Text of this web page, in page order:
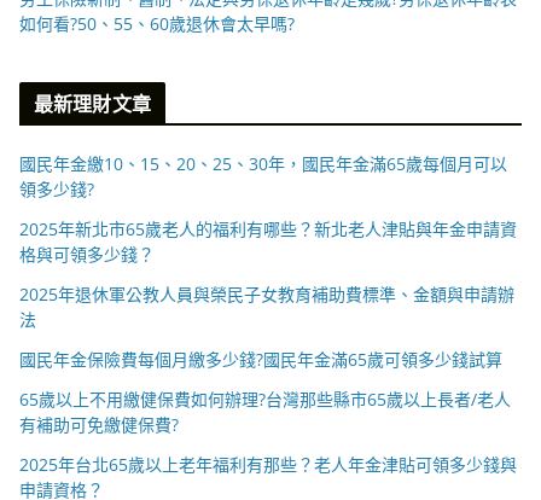
如何看?50、55、60歲退休會太早嗎?
最新理財文章
國民年金繳10、15、20、25、30年，國民年金滿65歲每個月可以
領多少錢?
2025年新北市65歲老人的福利有哪些？新北老人津貼與年金申請資
格與可領多少錢？
2025年退休軍公教人員與榮民子女教育補助費標準、金額與申請辦
法
國民年金保險費每個月繳多少錢?國民年金滿65歲可領多少錢試算
65歲以上不用繳健保費如何辦理?台灣那些縣市65歲以上長者/老人
有補助可免繳健保費?
2025年台北65歲以上老年福利有那些？老人年金津貼可領多少錢與
申請資格？